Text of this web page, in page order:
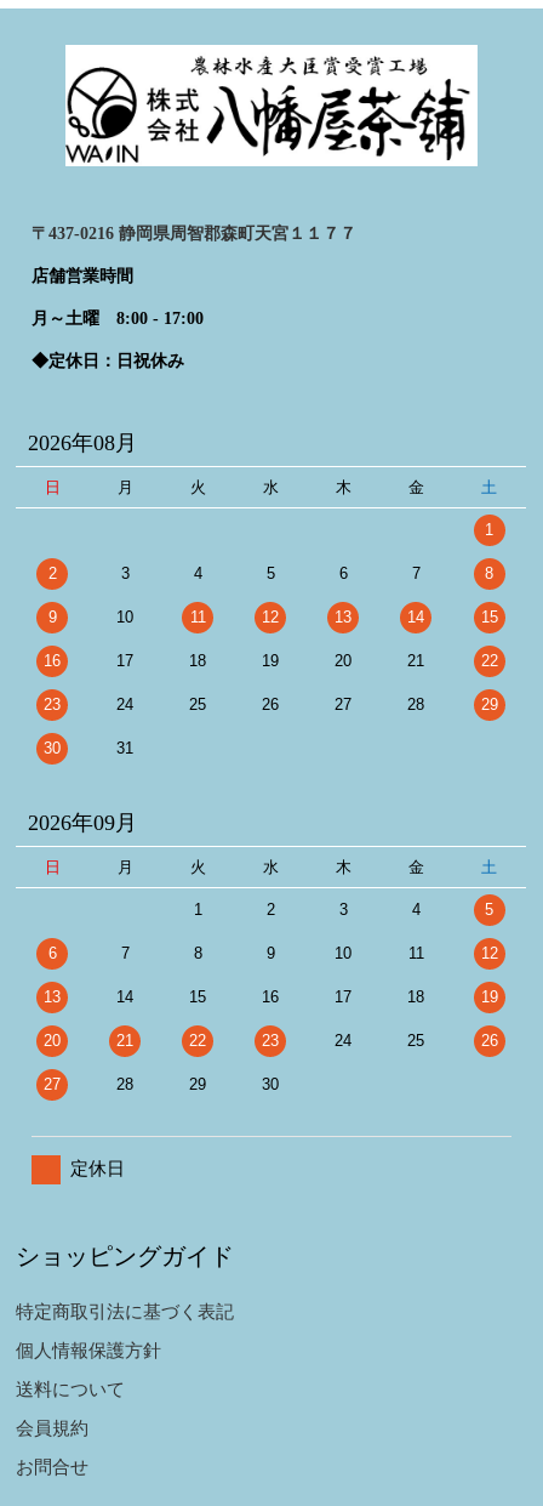
〒437-0216 静岡県周智郡森町天宮１１７７
店舗営業時間
月～土曜 8:00 - 17:00
◆定休日：日祝休み
2026年08月
日 月 火 水 木 金 土
1
2 3 4 5 6 7 8
9 10 11 12 13 14 15
16 17 18 19 20 21 22
23 24 25 26 27 28 29
30 31
2026年09月
日 月 火 水 木 金 土
1 2 3 4 5
6 7 8 9 10 11 12
13 14 15 16 17 18 19
20 21 22 23 24 25 26
27 28 29 30
定休日
ショッピングガイド
特定商取引法に基づく表記
個人情報保護方針
送料について
会員規約
お問合せ